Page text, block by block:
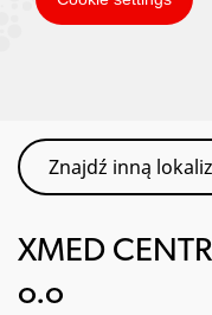
Znajdź inną
XMED
o.o